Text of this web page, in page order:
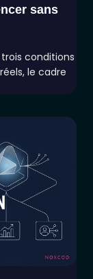
sans
conditions
le cadre